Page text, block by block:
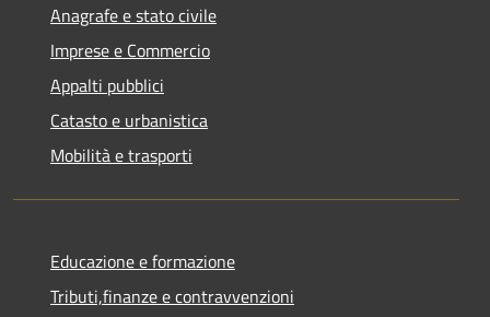
Anagrafe e stato civile
Imprese e Commercio
Appalti pubblici
Catasto e urbanistica
Mobilità e trasporti
Educazione e formazione
Tributi,finanze e contravvenzioni